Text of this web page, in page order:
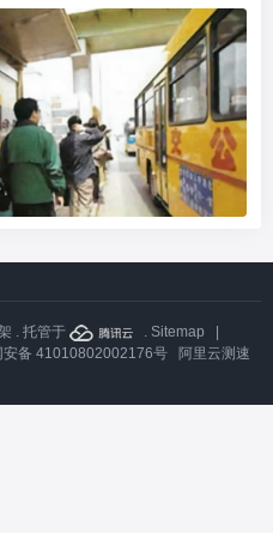
. 托管于 . Sitemap
安备 41010802002176号
阿里云测速